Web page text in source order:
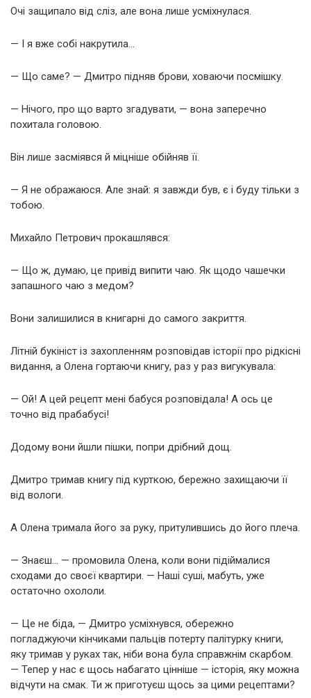
Очі защипало від сліз, але вона лише усміхнулася.
— І я вже собі накрутила…
— Що саме? — Дмитро підняв брови, ховаючи посмішку.
— Нічого, про що варто згадувати, — вона заперечно
похитала головою.
Він лише засміявся й міцніше обійняв її.
— Я не ображаюся. Але знай: я завжди був, є і буду тільки з
тобою.
Михайло Петрович прокашлявся:
— Що ж, думаю, це привід випити чаю. Як щодо чашечки
запашного чаю з медом?
Вони залишилися в книгарні до самого закриття.
Літній букініст із захопленням розповідав історії про рідкісні
видання, а Олена гортаючи книгу, раз у раз вигукувала:
— Ой! А цей рецепт мені бабуся розповідала! А ось це
точно від прабабусі!
Додому вони йшли пішки, попри дрібний дощ.
Дмитро тримав книгу під курткою, бережно захищаючи її
від вологи.
А Олена тримала його за руку, притулившись до його плеча.
— Знаєш… — промовила Олена, коли вони підіймалися
сходами до своєї квартири. — Наші суші, мабуть, уже
остаточно охололи.
— Це не біда, — Дмитро усміхнувся, обережно
погладжуючи кінчиками пальців потерту палітурку книги,
яку тримав у руках так, ніби вона була справжнім скарбом.
— Тепер у нас є щось набагато цінніше — історія, яку можна
відчути на смак. Ти ж приготуєш щось за цими рецептами?